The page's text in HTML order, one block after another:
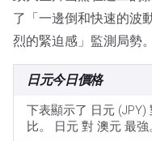
了「一邊倒和快速的波
烈的緊迫感」監測局勢。
日元今日價格
下表顯示了 日元
比。 日元 對 澳元 最強